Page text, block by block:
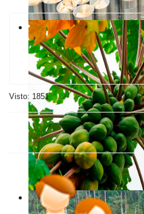
Visto: 1851